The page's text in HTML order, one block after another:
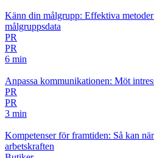
Känn din målgrupp: Effektiva
målgruppsdata
PR
PR
6 min
Anpassa kommunikationen: Möt
PR
PR
3 min
Kompetenser för framtiden: Så kan
arbetskraften